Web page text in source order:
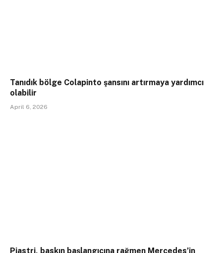
Tanıdık bölge Colapinto şansını artırmaya yardımcı
olabilir
April 6, 2026
Piastri, baskın başlangıcına rağmen Mercedes’in